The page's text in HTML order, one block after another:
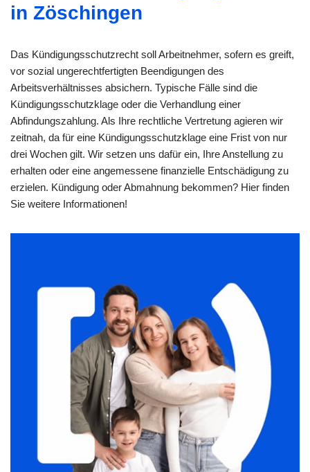
in Zöschingen
Das Kündigungsschutzrecht soll Arbeitnehmer, sofern es greift,
vor sozial ungerechtfertigten Beendigungen des
Arbeitsverhältnisses absichern. Typische Fälle sind die
Kündigungsschutzklage oder die Verhandlung einer
Abfindungszahlung. Als Ihre rechtliche Vertretung agieren wir
zeitnah, da für eine Kündigungsschutzklage eine Frist von nur
drei Wochen gilt. Wir setzen uns dafür ein, Ihre Anstellung zu
erhalten oder eine angemessene finanzielle Entschädigung zu
erzielen. Kündigung oder Abmahnung bekommen? Hier finden
Sie weitere Informationen!